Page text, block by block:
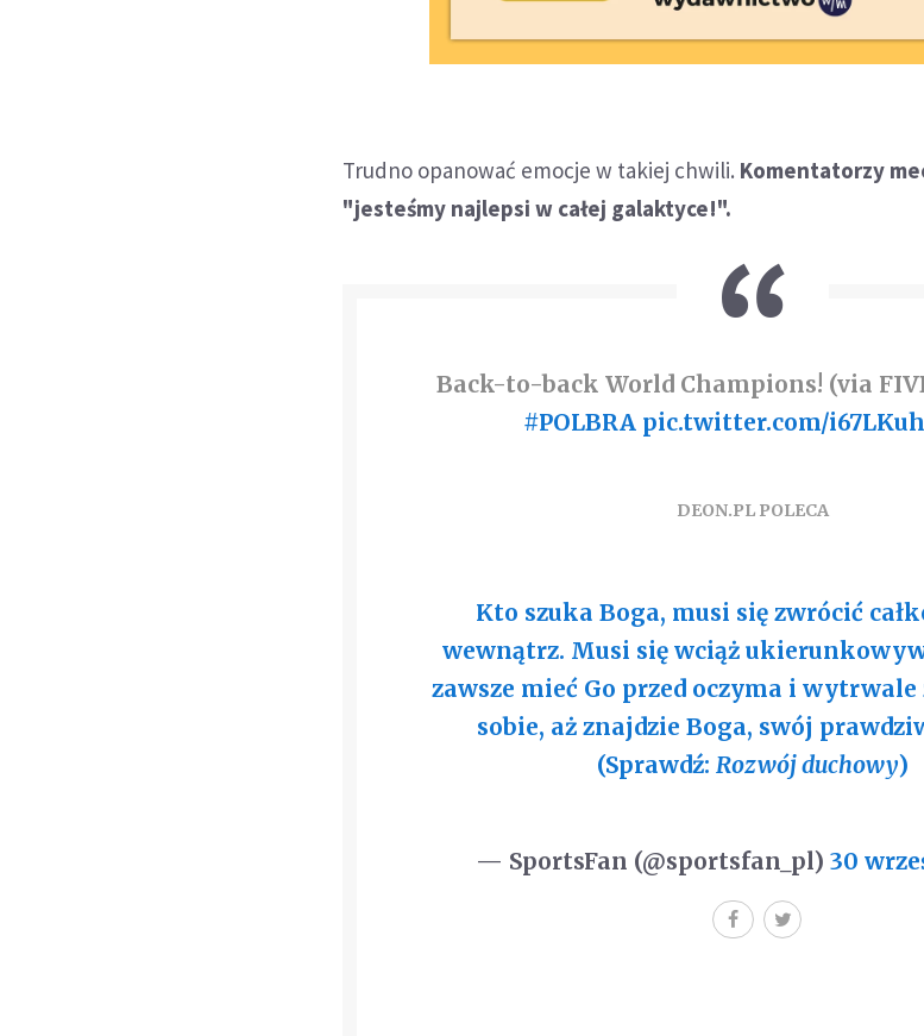
Trudno opanować emocje w takiej chwili. Komentatorzy
"jesteśmy najlepsi w całej galaktyce!".
Back-to-back World Champions! (via
#POLBRA pic.twitter.com/
DEON.PL POLECA
Kto szuka Boga, musi się zwrócić
wewnątrz. Musi się wciąż
zawsze mieć Go przed oczyma i
sobie, aż znajdzie Boga, swój
(Sprawdź: Rozwój duchowy)
— SportsFan (@sportsfan_pl)30